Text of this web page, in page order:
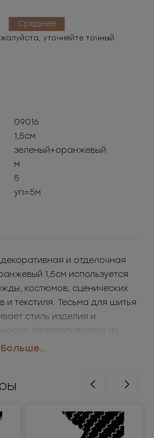
Среднее
уточняйте точный
09016
1,5см
зеленый+оранжевый
м
5
уп=5м
и отделочная
1,5см используется
костюмов, сценических
и текстиля. Тесьма для шитья
стиль изделия и
Изготавливается из
к износу и легко
аксессуары, декор
Больше...